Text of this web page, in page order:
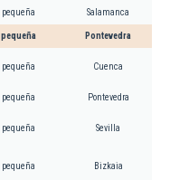
pequeña Salamanca
pequeña Pontevedra
pequeña Cuenca
pequeña Pontevedra
pequeña Sevilla
pequeña Bizkaia